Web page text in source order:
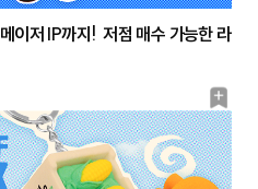
북
마
크
이저 IP까지! 저점 매수 가능한 라